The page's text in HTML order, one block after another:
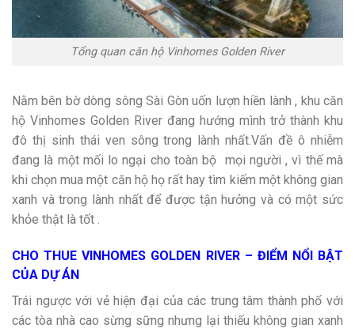
Tổng quan căn hộ Vinhomes Golden River
Nằm bên bờ dòng sông Sài Gòn uốn lượn hiền lành , khu căn
hộ Vinhomes Golden River đang hướng mình trở thành khu
đô thị sinh thái ven sông trong lành nhất.Vấn đề ô nhiễm
đang là một mối lo ngại cho toàn bộ mọi người , vì thế mà
khi chọn mua một căn hộ họ rất hay tìm kiếm một không gian
xanh và trong lành nhất để được tận hưởng và có một sức
khỏe thật là tốt .
CHO THUE VINHOMES GOLDEN RIVER – ĐIỂM NỔI BẬT
CỦA DỰ ÁN
Trái ngược với vẻ hiện đại của các trung tâm thành phố với
các tòa nhà cao sừng sững nhưng lại thiếu không gian xanh